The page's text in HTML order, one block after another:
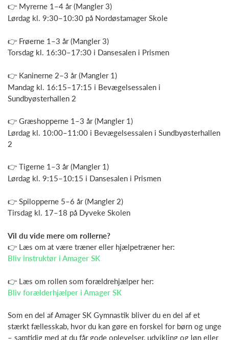
👉 Myrerne 1–4 år (Mangler 3)
Lørdag kl. 9:30–10:30 på Nordøstamager Skole
👉 Frøerne 1–3 år (Mangler 3)
Torsdag kl. 16:30–17:30 i Dansesalen i Prismen
👉 Kaninerne 2–3 år (Mangler 1)
Mandag kl. 16:15–17:15 i Bevægelsessalen i
Sundbyøsterhallen 2
👉 Græshopperne 1–3 år (Mangler 1)
Lørdag kl. 10:00–11:00 i Bevægelsessalen i Sundbyøsterhallen
2
👉 Tigerne 1–3 år (Mangler 1)
Lørdag kl. 9:15–10:15 i Dansesalen i Prismen
👉 Spilopperne 5–6 år (Mangler 2)
Tirsdag kl. 17–18 på Dyveke Skolen
Vil du vide mere om rollerne?
👉 Læs om at være træner eller hjælpetræner her:
Bliv instruktør i Amager SK
👉 Læs om rollen som forældrehjælper her:
Bliv forælderhjælper i Amager SK
Som en del af Amager SK Gymnastik bliver du en del af et
stærkt fællesskab, hvor du kan gøre en forskel for børn og unge
– samtidig med at du får gode oplevelser, udvikling og løn eller